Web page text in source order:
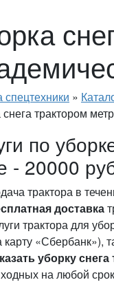
»
трактором
по
- 20000
трактора в
доставка
трактора для
карту «Сбербанк»),
уборку
на любой